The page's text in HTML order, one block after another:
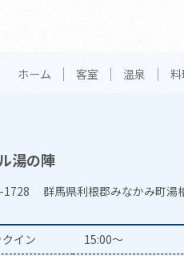
ホーム 客室 温泉 料
湯の陣
1728 群馬県利根郡みなかみ町湯
イン
15:00～